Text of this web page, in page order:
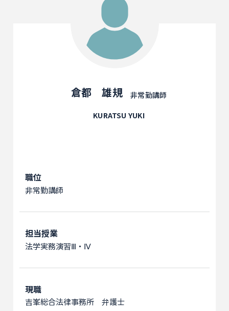
倉都 雄規
非常勤講師
KURATSU YUKI
職位
非常勤講師
担当授業
法学実務演習Ⅲ・Ⅳ
現職
吉峯総合法律事務所 弁護士